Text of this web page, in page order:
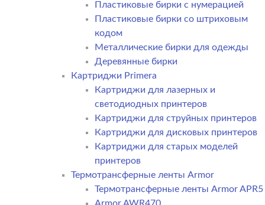
Пластиковые бирки с нумерацией
Пластиковые бирки со штриховым
кодом
Металлические бирки для одежды
Деревянные бирки
Картриджи Primera
Картриджи для лазерных и
светодиодных принтеров
Картриджи для струйных принтеров
Картриджи для дисковых принтеров
Картриджи для старых моделей
принтеров
Термотрансферные ленты Armor
Термотрансферные ленты Armor APR5